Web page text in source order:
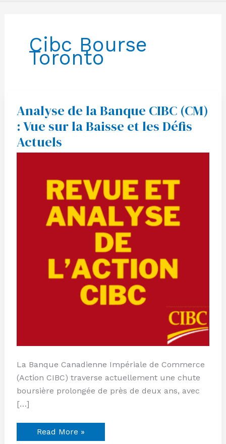
Cibc Bourse
Toronto
Analyse de la Banque CIBC (CM)
: Vue sur la Baisse et les Défis
Actuels
La Banque Canadienne Impériale de Commerce
(Action CIBC) traverse actuellement une chute
boursière prolongée de près de deux ans, avec
[…]
Analyse
de
la
Banque
CIBC
(CM)
:
Baisse
les
Défis
Actuels
Read More »